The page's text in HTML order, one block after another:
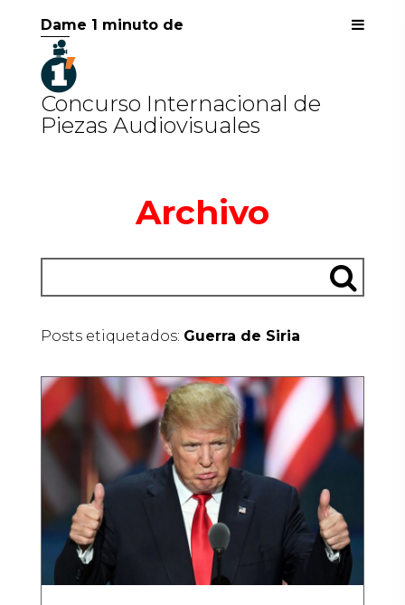
Dame 1 minuto de
Concurso Internacional de
Piezas Audiovisuales
Archivo
Posts etiquetados: Guerra de Siria